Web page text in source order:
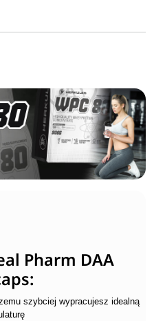
Pharm DAA
szybciej wypracujesz idealną